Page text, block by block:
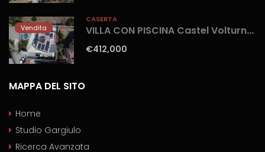
Vendita
CASERTA
VILLA CON PISCINA Castel Volturno-Parco Europa
€412,000
MAPPA DEL SITO
Home
Studio Gargiulo
Ricerca Avanzata